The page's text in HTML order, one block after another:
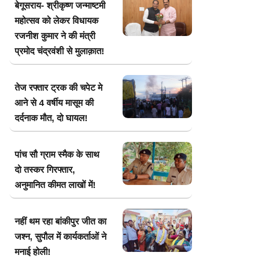
बेगूसराय- श्रीकृष्ण जन्माष्टमी
महोत्सव को लेकर विधायक
रजनीश कुमार ने की मंत्री
प्रमोद चंद्रवंशी से मुलाक़ात!
तेज रफ्तार ट्रक की चपेट मे
आने से 4 वर्षीय मासूम की
दर्दनाक मौत, दो घायल!
पांच सौ ग्राम स्मैक के साथ
दो तस्कर गिरफ्तार,
अनुमानित कीमत लाखों में!
नहीं थम रहा बांकीपुर जीत का
जश्न, सुपौल में कार्यकर्ताओं ने
मनाई होली!